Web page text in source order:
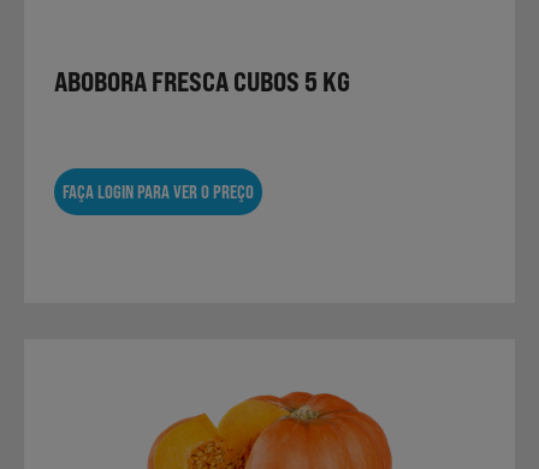
ABOBORA FRESCA CUBOS 5 KG
FAÇA LOGIN PARA VER O PREÇO